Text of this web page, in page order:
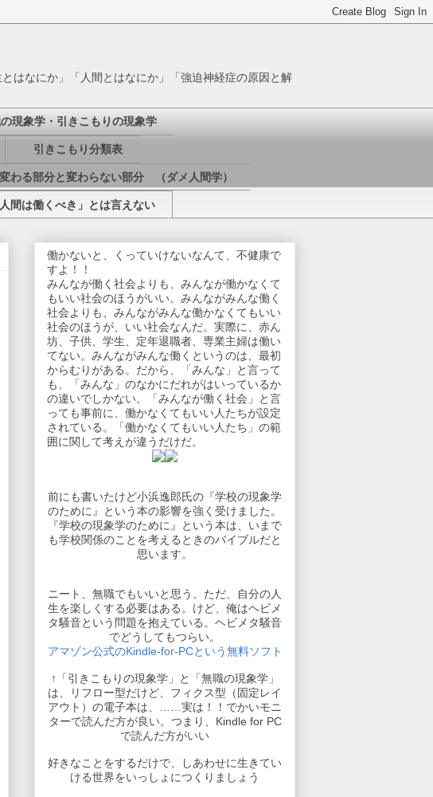
はなにか」「人間とはなにか」「強迫神経症の原因と解
現象学・引きこもりの現象学
引きこもり分類表
わる部分と変わらない部分 （ダメ人間学）
人間は働くべき」とは言えない
働かないと、くっていけないなんて、不健康で
すよ！！
みんなが働く社会よりも、みんなが働かなくて
もいい社会のほうがいい。みんながみんな働く
社会よりも、みんながみんな働かなくてもいい
社会のほうが、いい社会なんだ。実際に、赤ん
坊、子供、学生、定年退職者、専業主婦は働い
てない。みんながみんな働くというのは、最初
からむりがある。だから、「みんな」と言って
も、「みんな」のなかにだれがはいっているか
の違いでしかない。「みんなが働く社会」と言
っても事前に、働かなくてもいい人たちが設定
されている。「働かなくてもいい人たち」の範
囲に関して考えが違うだけだ。
前にも書いたけど小浜逸郎氏の『学校の現象学
のために』という本の影響を強く受けました。
『学校の現象学のために』という本は、いまで
も学校関係のことを考えるときのバイブルだと
思います。
ニート、無職でもいいと思う。ただ、自分の人
生を楽しくする必要はある。けど、俺はヘビメ
タ騒音という問題を抱えている。ヘビメタ騒音
でどうしてもつらい。
アマゾン公式のKindle-for-PCという無料ソフト
↑「引きこもりの現象学」と「無職の現象学」
は、リフロー型だけど、フィクス型（固定レイ
アウト）の電子本は、……実は！！でかいモニ
ターで読んだ方が良い。つまり、Kindle for PC
で読んだ方がいい
好きなことをするだけで、しあわせに生きてい
ける世界をいっしょにつくりましょう